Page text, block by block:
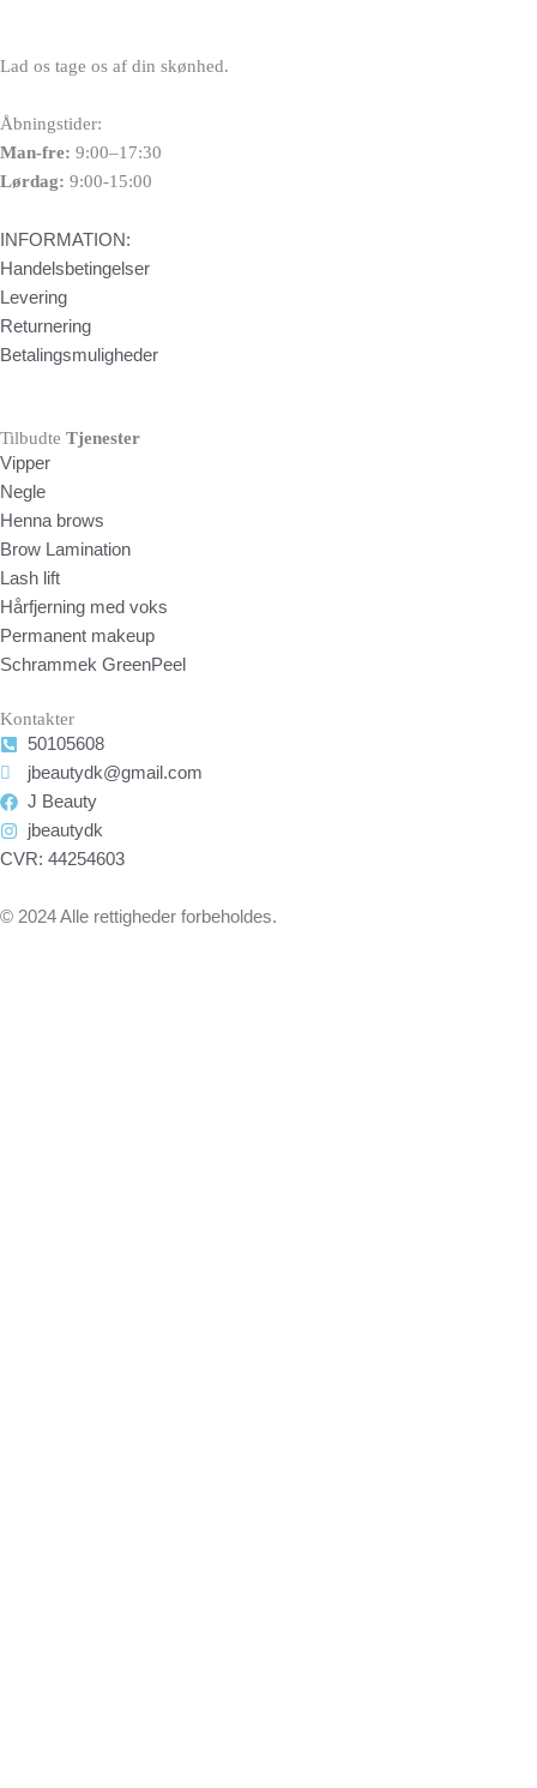
Lad os tage os af din skønhed.
Åbningstider:
Man-fre: 9:00–17:30
Lørdag: 9:00-15:00
INFORMATION:
Handelsbetingelser
Levering
Returnering
Betalingsmuligheder
Tilbudte Tjenester
Vipper
Negle
Henna brows
Brow Lamination
Lash lift
Hårfjerning med voks
Permanent makeup
Schrammek GreenPeel
Kontakter
50105608
jbeautydk@gmail.com
J Beauty
jbeautydk
CVR: 44254603
© 2024 Alle rettigheder forbeholdes.